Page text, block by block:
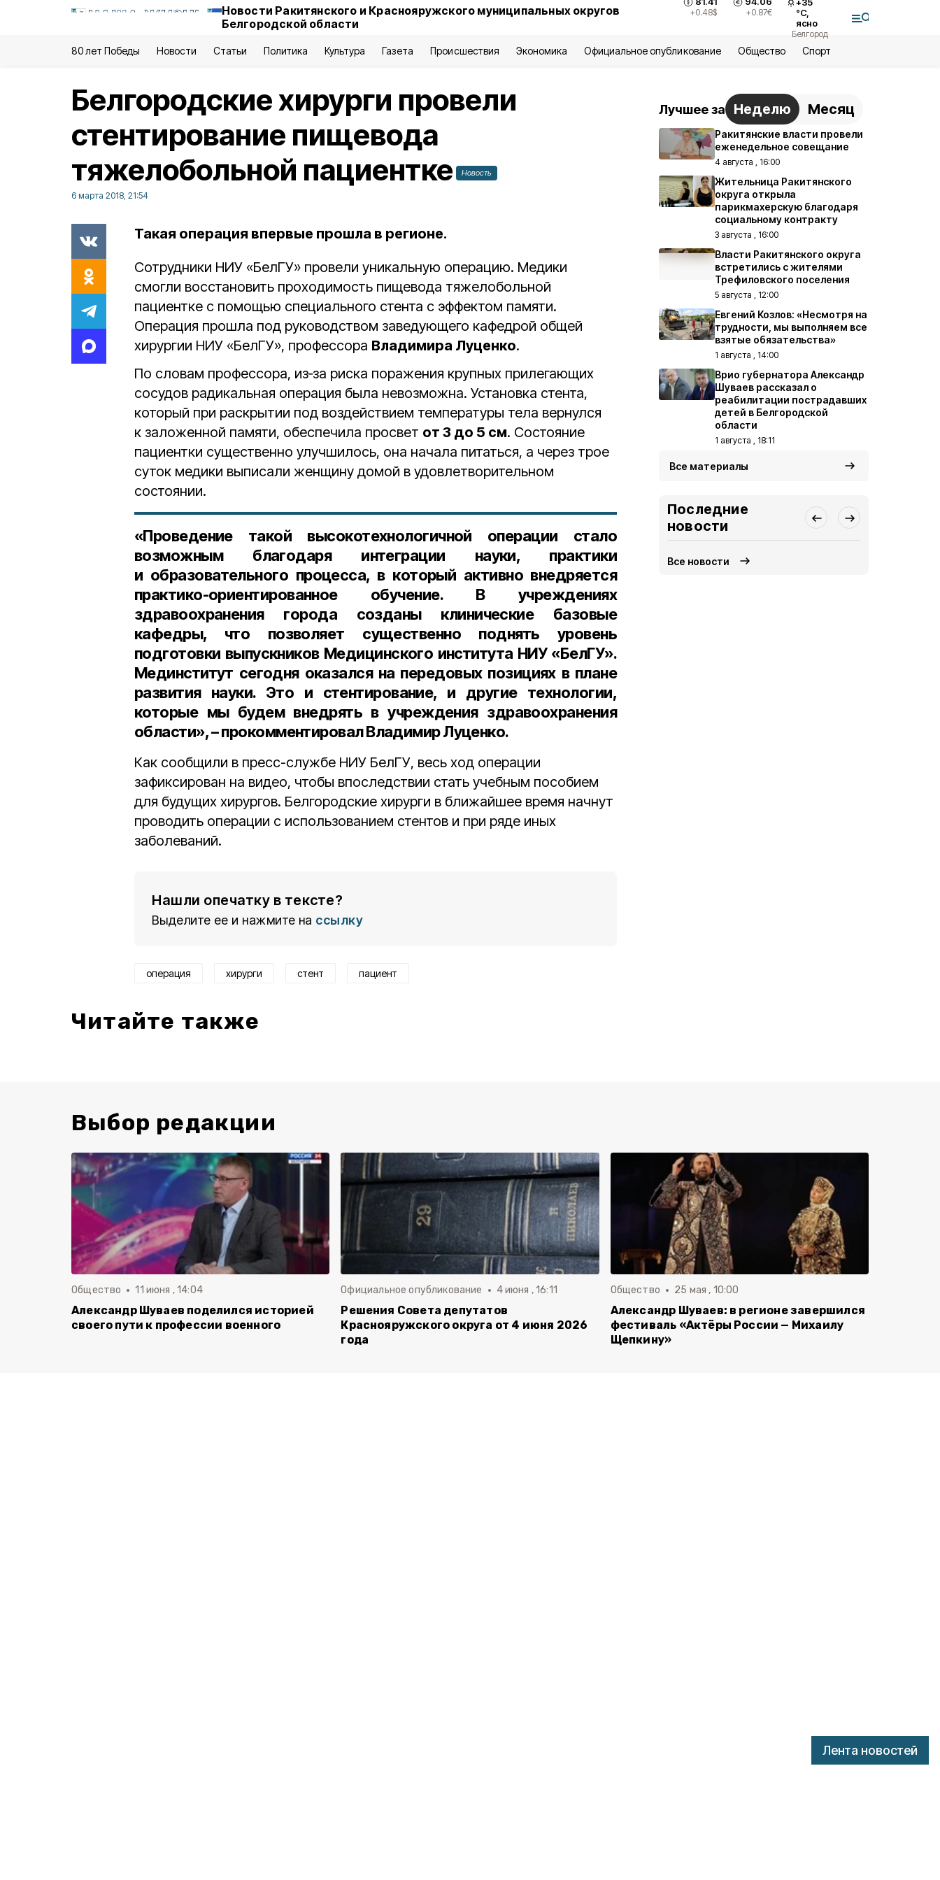
Новости Ракитянского и Краснояружского муниципальных округов
Белгородской области
+0.48$ +0.87€
°С,
ясно
Белгород
80 лет Победы Новости Статьи Политика Культура Газета Происшествия Экономика Официальное опубликование Общество Спорт
Лента новостей
Белгородские хирурги провели
стентирование пищевода
тяжелобольной пациентке
Новость
6 марта 2018, 21:54
Такая операция впервые прошла в регионе.
Сотрудники НИУ «БелГУ» провели уникальную операцию. Медики
смогли восстановить проходимость пищевода тяжелобольной
пациентке с помощью специального стента с эффектом памяти.
Операция прошла под руководством заведующего кафедрой общей
хирургии НИУ «БелГУ», профессора Владимира Луценко.
По словам профессора, из‑за риска поражения крупных прилегающих
сосудов радикальная операция была невозможна. Установка стента,
который при раскрытии под воздействием температуры тела вернулся
к заложенной памяти, обеспечила просвет от 3 до 5 см. Состояние
пациентки существенно улучшилось, она начала питаться, а через трое
суток медики выписали женщину домой в удовлетворительном
состоянии.
«Проведение такой высокотехнологичной операции стало
возможным благодаря интеграции науки, практики
и образовательного процесса, в который активно внедряется
практико-ориентированное обучение. В учреждениях
здравоохранения города созданы клинические базовые
кафедры, что позволяет существенно поднять уровень
подготовки выпускников Медицинского института НИУ «БелГУ».
Мединститут сегодня оказался на передовых позициях в плане
развития науки. Это и стентирование, и другие технологии,
которые мы будем внедрять в учреждения здравоохранения
области», – прокомментировал Владимир Луценко.
Как сообщили в пресс-службе НИУ БелГУ, весь ход операции
зафиксирован на видео, чтобы впоследствии стать учебным пособием
для будущих хирургов. Белгородские хирурги в ближайшее время начнут
проводить операции с использованием стентов и при ряде иных
заболеваний.
Нашли опечатку в тексте?
Выделите ее и нажмите на ссылку
операция хирурги стент пациент
Читайте также
Лучшее за Неделю Месяц
Ракитянские власти провели
еженедельное совещание
4 августа , 16:00
Жительница Ракитянского
округа открыла
парикмахерскую благодаря
социальному контракту
3 августа , 16:00
Власти Ракитянского округа
встретились с жителями
Трефиловского поселения
5 августа , 12:00
Евгений Козлов: «Несмотря на
трудности, мы выполняем все
взятые обязательства»
1 августа , 14:00
Врио губернатора Александр
Шуваев рассказал о
реабилитации пострадавших
детей в Белгородской
области
1 августа , 18:11
Все материалы
Последние
новости
Все новости
Выбор редакции
Общество 11 июня , 14:04
Александр Шуваев поделился историей
своего пути к профессии военного
Официальное опубликование 4 июня , 16:11
Решения Совета депутатов
Краснояружского округа от 4 июня 2026
года
Общество 25 мая , 10:00
Александр Шуваев: в регионе завершился
фестиваль «Актёры России — Михаилу
Щепкину»